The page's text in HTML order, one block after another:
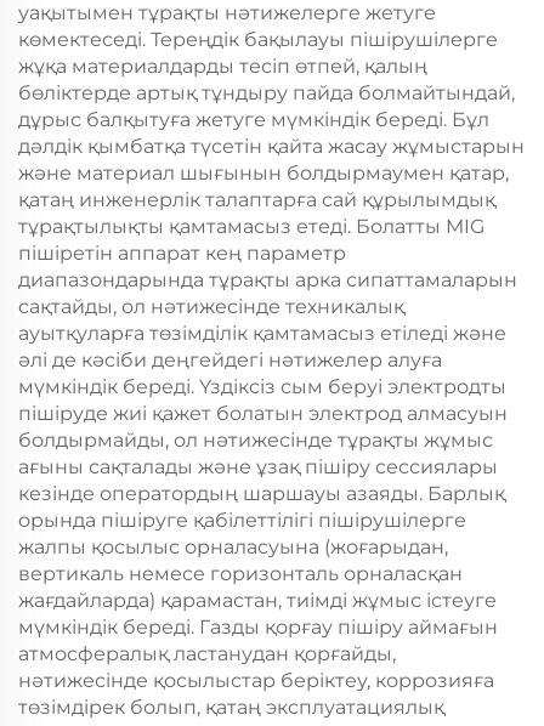
уақытымен тұрақты нәтижелерге жетуге
көмектеседі. Тереңдік бақылауы пішірушілерге
жұқа материалдарды тесіп өтпей, қалың
бөліктерде артық тұндыру пайда болмайтындай,
дұрыс балқытуға жетуге мүмкіндік береді. Бұл
дәлдік қымбатқа түсетін қайта жасау жұмыстарын
және материал шығынын болдырмаумен қатар,
қатаң инженерлік талаптарға сай құрылымдық
тұрақтылықты қамтамасыз етеді. Болатты MIG
пішіретін аппарат кең параметр
диапазондарында тұрақты арка сипаттамаларын
сақтайды, ол нәтижесінде техникалық
ауытқуларға төзімділік қамтамасыз етіледі және
әлі де кәсіби деңгейдегі нәтижелер алуға
мүмкіндік береді. Үздіксіз сым беруі электродты
пішіруде жиі қажет болатын электрод алмасуын
болдырмайды, ол нәтижесінде тұрақты жұмыс
ағыны сақталады және ұзақ пішіру сессиялары
кезінде оператордың шаршауы азаяды. Барлық
орында пішіруге қабілеттілігі пішірушілерге
жалпы қосылыс орналасуына (жоғарыдан,
вертикаль немесе горизонталь орналасқан
жағдайларда) қарамастан, тиімді жұмыс істеуге
мүмкіндік береді. Газды қорғау пішіру аймағын
атмосфералық ластанудан қорғайды,
нәтижесінде қосылыстар беріктеу, коррозияға
төзімдірек болып, қатаң эксплуатациялық